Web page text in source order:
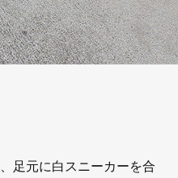
足元に白スニーカーを合